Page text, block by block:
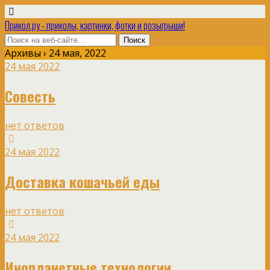
Прикол.ру - приколы, картинки, фотки и розыгрыши!
Архивы › 24 мая, 2022
24 мая 2022
Совесть
нет ответов
24 мая 2022
Доставка кошачьей еды
нет ответов
24 мая 2022